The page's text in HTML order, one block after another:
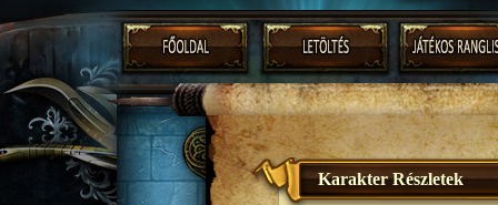
Karakter Részletek